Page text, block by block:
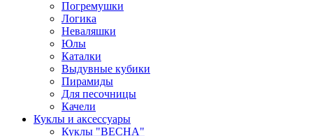
Погремушки
Логика
Неваляшки
Юлы
Каталки
Выдувные кубики
Пирамиды
Для песочницы
Качели
Куклы и аксессуары
Куклы "ВЕСНА"